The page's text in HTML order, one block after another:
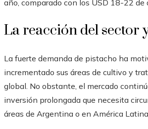
año, comparado con los USD 18-22 de
La reacción del sector
La fuerte demanda de pistacho ha
incrementado sus áreas de cultivo y
global. No obstante, el mercado
inversión prolongada que necesita
áreas de Argentina o en América